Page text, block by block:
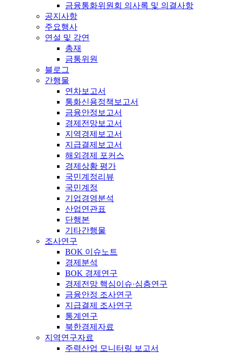
금융통화위원회 의사록 및 의결사항
공지사항
주요행사
연설 및 강연
총재
금통위원
블로그
간행물
연차보고서
통화신용정책보고서
금융안정보고서
경제전망보고서
지역경제보고서
지급결제보고서
해외경제 포커스
경제상황 평가
국민계정리뷰
국민계정
기업경영분석
산업연관표
단행본
기타간행물
조사연구
BOK 이슈노트
경제분석
BOK 경제연구
경제전망 핵심이슈·심층연구
금융안정 조사연구
지급결제 조사연구
통계연구
북한경제자료
지역연구자료
주력산업 모니터링 보고서